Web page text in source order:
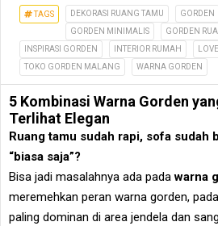
TAGS DEKORASI RUANG TAMU GORDEN
GORDEN MINIMALIS
GORDEN
INSPIRASI GORDEN
INTERIOR RUMAH
TOKO GORDEN MALANG
WARNA GORDEN
5 Kombinasi Warna Gorden
Terlihat Elegan
Ruang tamu sudah rapi, sofa sudah
“biasa saja”?
Bisa jadi masalahnya ada padawarna
meremehkan peran warna gorden,
paling dominan di area jendela dan